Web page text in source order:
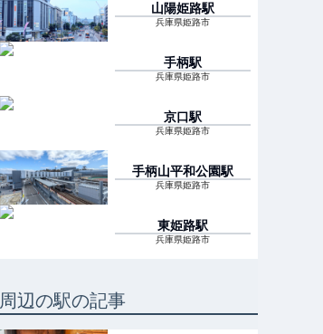
山陽姫路駅
兵庫県姫路市
手柄駅
兵庫県姫路市
京口駅
兵庫県姫路市
手柄山平和公園駅
兵庫県姫路市
東姫路駅
兵庫県姫路市
周辺の駅の記事